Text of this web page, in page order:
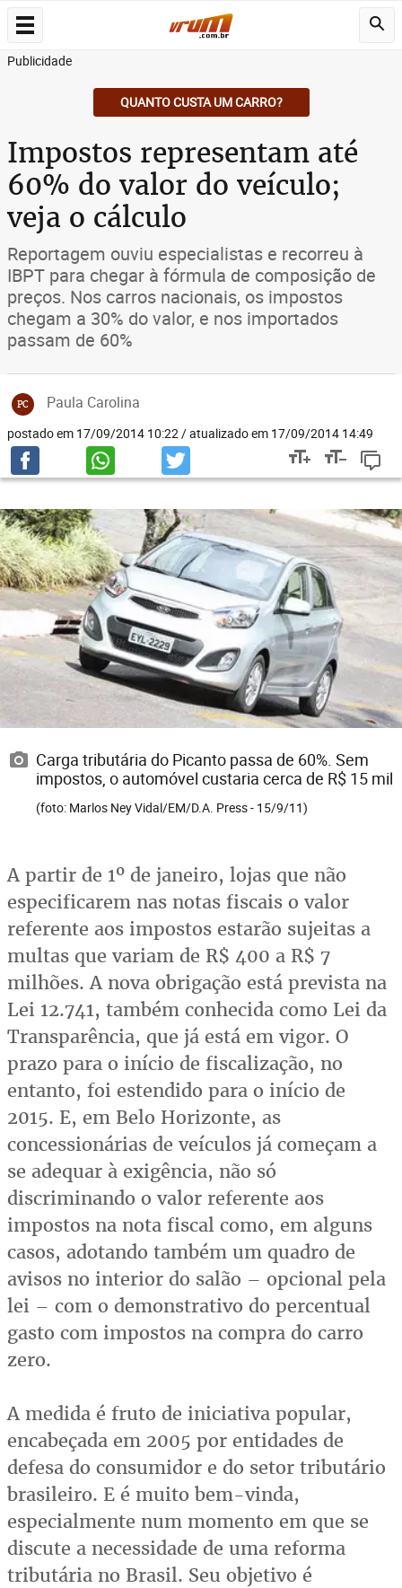
Publicidade
QUANTO CUSTA UM CARRO?
Impostos representam até
60% do valor do veículo;
veja o cálculo
Reportagem ouviu especialistas e recorreu à
IBPT para chegar à fórmula de composição de
preços. Nos carros nacionais, os impostos
chegam a 30% do valor, e nos importados
passam de 60%
PC Paula Carolina
postado em 17/09/2014 10:22 / atualizado em 17/09/2014 14:49
Carga tributária do Picanto passa de 60%. Sem
impostos, o automóvel custaria cerca de R$ 15 mil
(foto: Marlos Ney Vidal/EM/D.A. Press - 15/9/11)
A partir de 1º de janeiro, lojas que não
especificarem nas notas fiscais o valor
referente aos impostos estarão sujeitas a
multas que variam de R$ 400 a R$ 7
milhões. A nova obrigação está prevista na
Lei 12.741, também conhecida como Lei da
Transparência, que já está em vigor. O
prazo para o início de fiscalização, no
entanto, foi estendido para o início de
2015. E, em Belo Horizonte, as
concessionárias de veículos já começam a
se adequar à exigência, não só
discriminando o valor referente aos
impostos na nota fiscal como, em alguns
casos, adotando também um quadro de
avisos no interior do salão – opcional pela
lei – com o demonstrativo do percentual
gasto com impostos na compra do carro
zero.
A medida é fruto de iniciativa popular,
encabeçada em 2005 por entidades de
defesa do consumidor e do setor tributário
brasileiro. E é muito bem-vinda,
especialmente num momento em que se
discute a necessidade de uma reforma
tributária no Brasil. Seu objetivo é